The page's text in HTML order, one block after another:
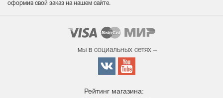
оформив свой заказ на нашем сайте.
мы в социальных сетях –
Рейтинг магазина: